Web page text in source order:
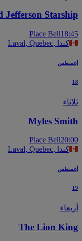
Jefferson
Place Bell
Laval, Quebec, كندا
Myles
Place Bell
Laval, Quebec, كندا
The Lion